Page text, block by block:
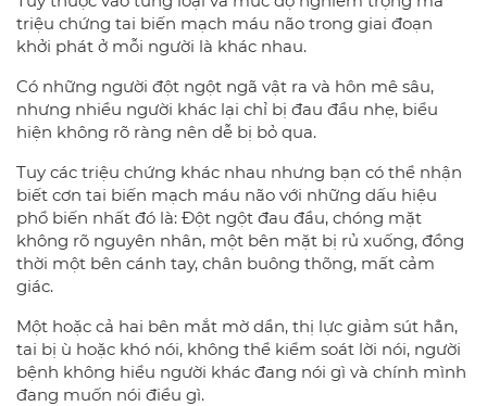
triệu chứng tai biến mạch máu não trong giai đoạn
khởi phát ở mỗi người là khác nhau.
Có những người đột ngột ngã vật ra và hôn mê sâu,
nhưng nhiều người khác lại chỉ bị đau đầu nhẹ, biểu
hiện không rõ ràng nên dễ bị bỏ qua.
Tuy các triệu chứng khác nhau nhưng bạn có thể nhận
biết cơn tai biến mạch máu não với những dấu hiệu
phổ biến nhất đó là: Đột ngột đau đầu, chóng mặt
không rõ nguyên nhân, một bên mặt bị rủ xuống, đồng
thời một bên cánh tay, chân buông thõng, mất cảm
giác.
Một hoặc cả hai bên mắt mờ dần, thị lực giảm sút hẳn,
tai bị ù hoặc khó nói, không thể kiểm soát lời nói, người
bệnh không hiểu người khác đang nói gì và chính mình
đang muốn nói điều gì.